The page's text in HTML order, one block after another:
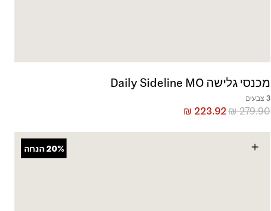
מכנסי גלישה Daily Sideline MO
3 צבעים
₪279.90
₪ 223.92
+
20%הנחה